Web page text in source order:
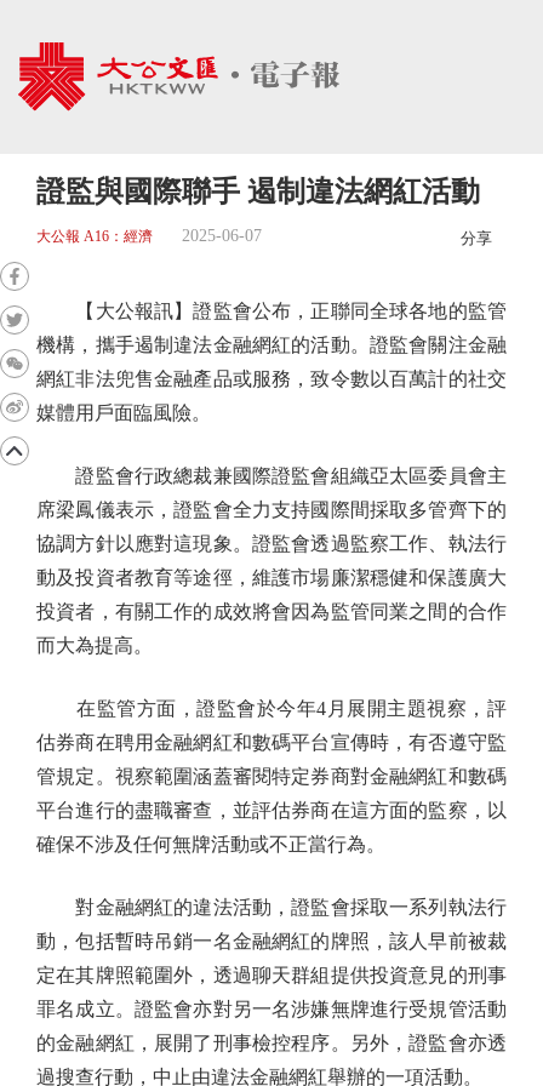
證監與國際聯手 遏制違法網紅活動
大公報 A16：經濟 2025-06-07 分享
【大公報訊】證監會公布，正聯同全球各地的監管
機構，攜手遏制違法金融網紅的活動。證監會關注金融
網紅非法兜售金融產品或服務，致令數以百萬計的社交
媒體用戶面臨風險。
證監會行政總裁兼國際證監會組織亞太區委員會主
席梁鳳儀表示，證監會全力支持國際間採取多管齊下的
協調方針以應對這現象。證監會透過監察工作、執法行
動及投資者教育等途徑，維護市場廉潔穩健和保護廣大
投資者，有關工作的成效將會因為監管同業之間的合作
而大為提高。
在監管方面，證監會於今年4月展開主題視察，評
估券商在聘用金融網紅和數碼平台宣傳時，有否遵守監
管規定。視察範圍涵蓋審閱特定券商對金融網紅和數碼
平台進行的盡職審查，並評估券商在這方面的監察，以
確保不涉及任何無牌活動或不正當行為。
對金融網紅的違法活動，證監會採取一系列執法行
動，包括暫時吊銷一名金融網紅的牌照，該人早前被裁
定在其牌照範圍外，透過聊天群組提供投資意見的刑事
罪名成立。證監會亦對另一名涉嫌無牌進行受規管活動
的金融網紅，展開了刑事檢控程序。另外，證監會亦透
過搜查行動，中止由違法金融網紅舉辦的一項活動。